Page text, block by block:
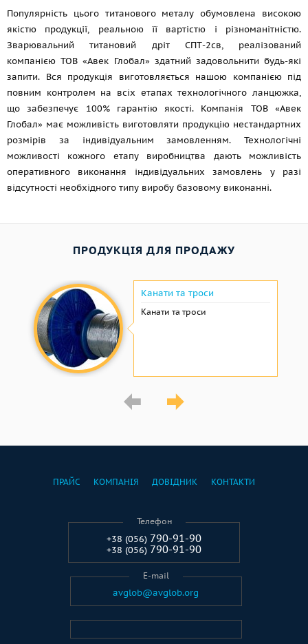
Популярність цього титанового металу обумовлена високою
якістю продукції, реальною її вартістю і різноманітністю.
Зварювальний титановий дріт СПТ-2св, реалізований
компанією ТОВ «Авек Глобал» здатний задовольнити будь-які
запити. Вся продукція виготовляється нашою компанією під
повним контролем на всіх етапах технологічного ланцюжка,
що забезпечує 100% гарантію якості. Компанія ТОВ «Авек
Глобал» має можливість виготовляти продукцію нестандартних
розмірів за індивідуальним замовленням. Технологічні
можливості кожного етапу виробництва дають можливість
оперативного виконання індивідуальних замовлень у разі
відсутності необхідного типу виробу базовому виконанні.
ПРОДУКЦІЯ ДЛЯ ПРОДАЖУ
Канати та троси
Канати та троси
ПРАЙС КОМПАНІЯ ДОВІДНИК КОНТАКТИ
Телефон
+38 (056) 790-91-90
+38 (056) 790-91-90
E-mail
avglob@avglob.org